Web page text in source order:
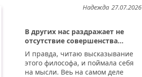
27.07.2026
Надежда
В других нас раздражает не
отсутствие совершенства...
И правда, читаю высказывание
этого философа, и поймала себя
на мысли. Веь на самом деле